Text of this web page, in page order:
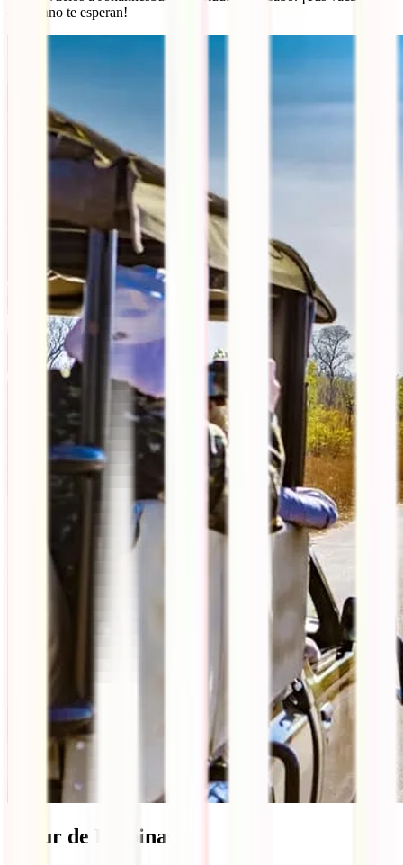
de verano te esperan!
5. Sur de Filipinas